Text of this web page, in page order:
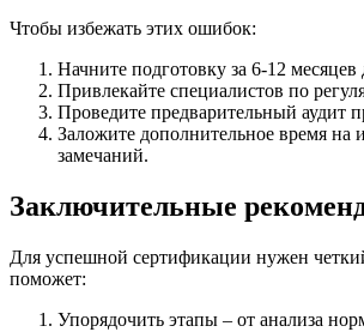
Чтобы избежать этих ошибок:
Начните подготовку за 6-12
Привлекайте специалистов по
Проведите предварительный аудит
Заложите дополнительное время на
замечаний.
Заключительные
Для успешной сертификации нужен
поможет:
Упорядочить этапы – от анализа